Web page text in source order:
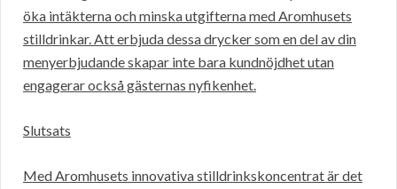
öka intäkterna och minska utgifterna med Aromhusets
stilldrinkar. Att erbjuda dessa drycker som en del av din
menyerbjudande skapar inte bara kundnöjdhet utan
engagerar också gästernas nyfikenhet.
Slutsats
Med Aromhusets innovativa stilldrinkskoncentrat är det